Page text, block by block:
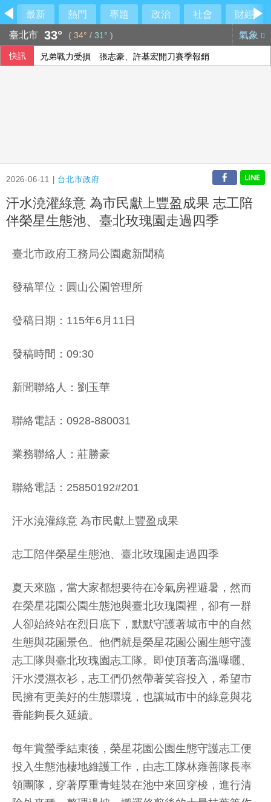
最新 熱門 專題 政治 社會
財經
臺北市 33° ( 34° / 31° ) 氣象
快訊 兄弟戰力受損 張志豪、許基宏開刀賽季報銷
2026-06-11 | 台北市政府
汗水澆灌綠意 為市民獻上豐盈成果 志工陪
伴榮星生態池、臺北玫瑰園走過四季
臺北市政府工務局公園處新聞稿
發稿單位：圓山公園管理所
發稿日期：115年6月11日
發稿時間：09:30
新聞聯絡人：劉玉華
聯絡電話：0928-880031
業務聯絡人：莊勝豪
聯絡電話：25850192#201
汗水澆灌綠意 為市民獻上豐盈成果
志工陪伴榮星生態池、臺北玫瑰園走過四季
夏天來臨，當大家都想要待在冷氣房裡避暑，然而
在榮星花園公園生態池與臺北玫瑰園裡，卻有一群
人卻始終站在烈日底下，默默守護著城市中的自然
生態與花園景色。他們就是榮星花園公園生態守護
志工隊與臺北玫瑰園志工隊。即使頂著高溫曝曬、
汗水浸濕衣衫，志工們仍然帶著笑容投入，希望市
民擁有更美好的生態環境，也讓城市中的綠意與花
香能夠長久延續。
每年賞螢季結束後，榮星花園公園生態守護志工便
投入生態池棲地維護工作，由志工隊林雍善隊長率
領團隊，穿著厚重青蛙裝在池中來回穿梭，進行清